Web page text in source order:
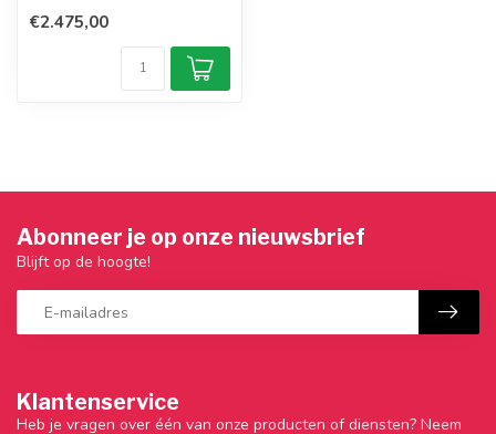
€2.475,00
Klantenservice
Heb je vragen over één van onze producten of diensten? Neem
Abonneer je op onze nieuwsbrief
Blijft op de hoogte!